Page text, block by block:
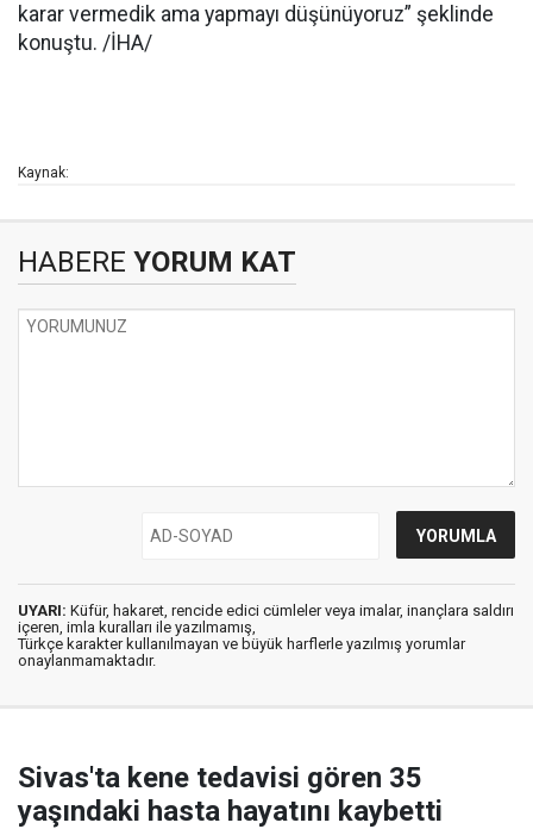
karar vermedik ama yapmayı düşünüyoruz” şeklinde
konuştu. /İHA/
Kaynak:
HABERE YORUM KAT
UYARI: Küfür, hakaret, rencide edici cümleler veya imalar, inançlara saldırı
içeren, imla kuralları ile yazılmamış,
Türkçe karakter kullanılmayan ve büyük harflerle yazılmış yorumlar
onaylanmamaktadır.
Sivas'ta kene tedavisi gören 35
yaşındaki hasta hayatını kaybetti